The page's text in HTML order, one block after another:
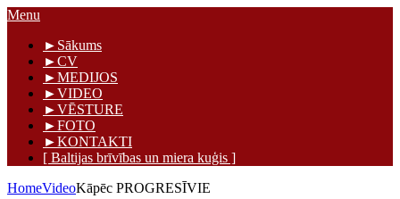
Skip
content
Māris Graudiņš
Menu
►Sākums
►CV
►MEDIJOS
►VIDEO
►VĒSTURE
►FOTO
►KONTAKTI
[ Baltijas brīvības un miera kuģis ]
HomeVideoKāpēc PROGRESĪVIE